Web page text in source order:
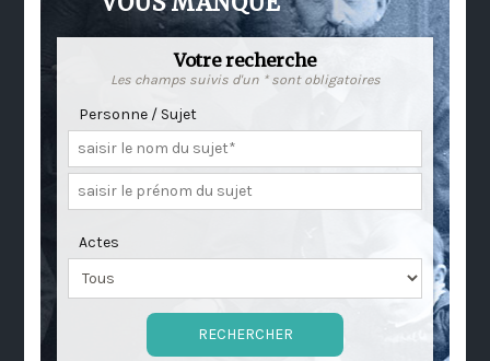
Votre recherche
Les champs suivis d'un * sont obligatoires
Personne / Sujet
Actes